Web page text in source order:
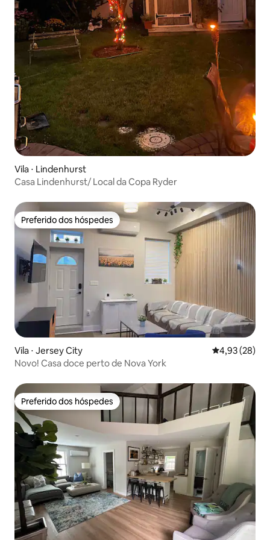
Vila ⋅ Lindenhurst
Casa Lindenhurst/ Local da Copa Ryder
Preferido dos hóspedes
Preferido dos hóspedes
Vila ⋅ Jersey City 4,93 de uma
4,93 (28)
Novo! Casa doce perto de Nova York
Preferido dos hóspedes
Preferido dos hóspedes